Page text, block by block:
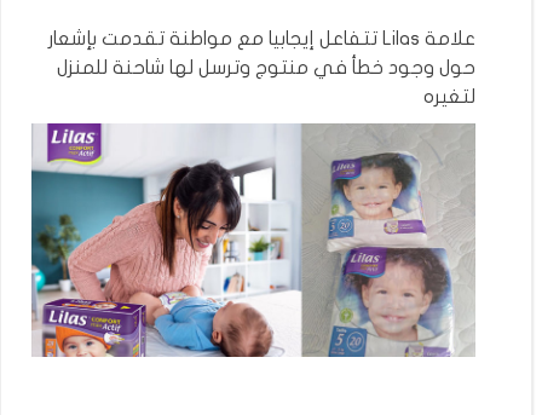
علامة Lilas تتفاعل إيجابيا مع مواطنة تقدمت بإشعار
حول وجود خطأ في منتوج وترسل لها شاحنة للمنزل
لتغيره